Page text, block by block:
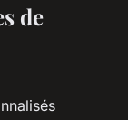
de